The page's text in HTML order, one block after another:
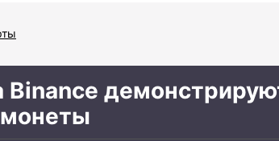
Binance
монеты